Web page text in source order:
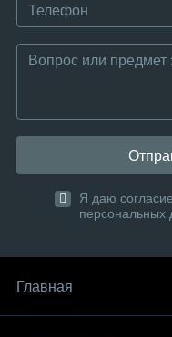
Я даю
персональных
Главная